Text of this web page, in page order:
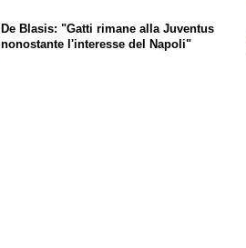
De Blasis: "Gatti rimane alla Juventus
nonostante l'interesse del Napoli"